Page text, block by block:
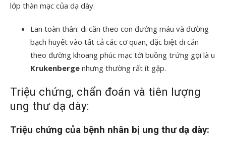
lớp thàn mạc của dạ dày.
Lan toàn thân: di căn theo con đường máu và đường
bạch huyết vào tất cả các cơ quan, đặc biệt di căn
theo đường khoang phúc mạc tới buồng trứng gọi là u
Krukenberge nhưng thường rất ít gặp.
Triệu chứng, chẩn đoán và tiên lượng
ung thư dạ dày:
Triệu chứng của bệnh nhân bị ung thư dạ dày: